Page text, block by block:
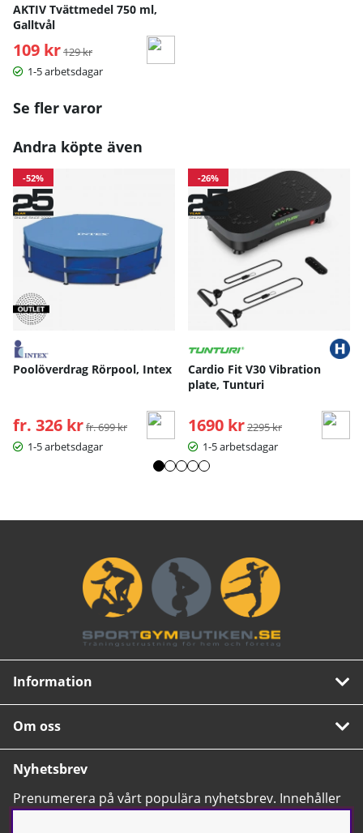
AKTIV Tvättmedel 750 ml,
Galltvål
109 kr Ordinarie pris:
129 kr
1-5 arbetsdagar
Se fler varor
Andra köpte även
-52%
Poolöverdrag Rörpool, Intex
fr. 326 kr Ordinarie pris:
fr. 699 kr
1-5 arbetsdagar
-26%
Cardio Fit V30 Vibration
plate, Tunturi
1690 kr Ordinarie pris:
2295 kr
1-5 arbetsdagar
Information
Om oss
Nyhetsbrev
Prenumerera på vårt populära nyhetsbrev. Innehåller
tips, nyheter och våra allra bästa erbjudanden.